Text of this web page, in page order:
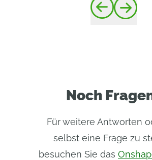
Noch
Für weitere Antworten
selbst eine Frage zu
besuchen Sie das